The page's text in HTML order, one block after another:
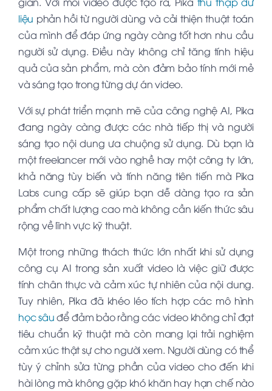
liệu phản hồi từ người dùng và cải thiện thuật toán
của mình để đáp ứng ngày càng tốt hơn nhu cầu
người sử dụng. Điều này không chỉ tăng tính hiệu
quả của sản phẩm, mà còn đảm bảo tính mới mẻ
và sáng tạo trong từng dự án video.
Với sự phát triển mạnh mẽ của công nghệ AI, Pika
đang ngày càng được các nhà tiếp thị và người
sáng tạo nội dung ưa chuộng sử dụng. Dù bạn là
một freelancer mới vào nghề hay một công ty lớn,
khả năng tùy biến và tính năng tiên tiến mà Pika
Labs cung cấp sẽ giúp bạn dễ dàng tạo ra sản
phẩm chất lượng cao mà không cần kiến thức sâu
rộng về lĩnh vực kỹ thuật.
Một trong những thách thức lớn nhất khi sử dụng
công cụ AI trong sản xuất video là việc giữ được
tính chân thực và cảm xúc tự nhiên của nội dung.
Tuy nhiên, Pika đã khéo léo tích hợp các mô hình
học sâuđể đảm bảo rằng các video không chỉ đạt
tiêu chuẩn kỹ thuật mà còn mang lại trải nghiệm
cảm xúc thật sự cho người xem. Người dùng có thể
tùy ý chỉnh sửa từng phần của video cho đến khi
hài lòng mà không gặp khó khăn hay hạn chế nào